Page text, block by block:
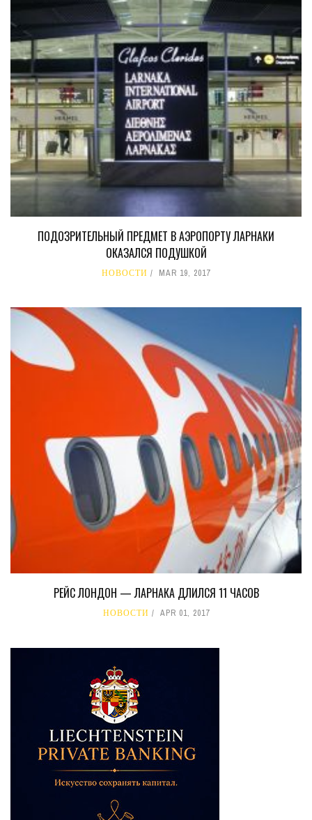
ПОДОЗРИТЕЛЬНЫЙ ПРЕДМЕТ В АЭРОПОРТУ ЛАРНАКИ
ОКАЗАЛСЯ ПОДУШКОЙ
НОВОСТИ MAR 19, 2017
РЕЙС ЛОНДОН — ЛАРНАКА ДЛИЛСЯ 11 ЧАСОВ
НОВОСТИ APR 01, 2017